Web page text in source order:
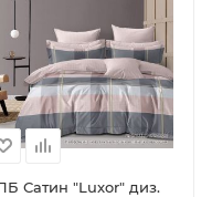
Сатин "Luxor" диз.